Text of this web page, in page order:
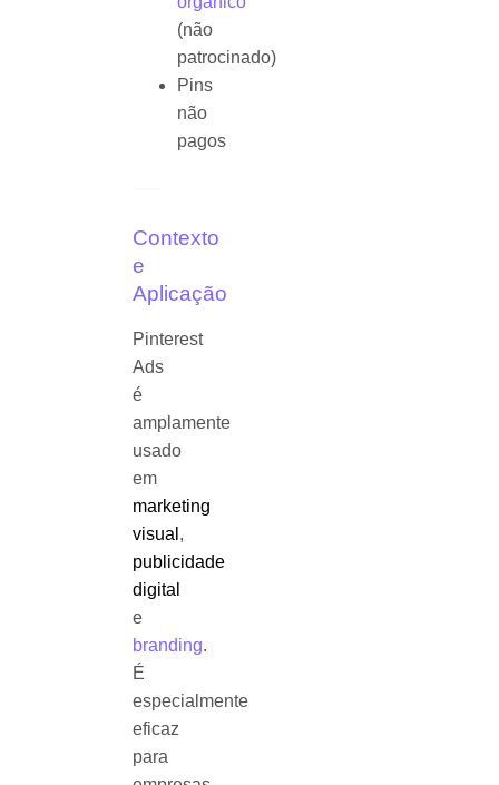
(não
patrocinado)
Pins
não
pagos
Contexto
e
Aplicação
Pinterest
Ads
é
amplamente
usado
em
marketing
visual ,
publicidade
digital
e
branding.
É
especialmente
eficaz
para